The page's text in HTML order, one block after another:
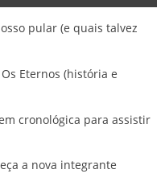
pular (e quais talvez
Eternos (história e
cronológica para assistir
a nova integrante